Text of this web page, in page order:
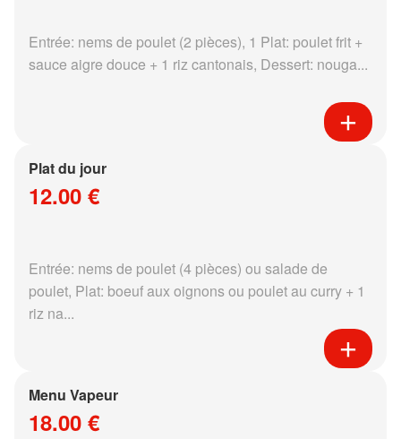
Entrée: nems de poulet (2 pièces), 1 Plat: poulet frit +
sauce aigre douce + 1 riz cantonais, Dessert: nouga...
Plat du jour
12.00 €
Entrée: nems de poulet (4 pièces) ou salade de
poulet, Plat: boeuf aux oignons ou poulet au curry + 1
riz na...
Menu Vapeur
18.00 €